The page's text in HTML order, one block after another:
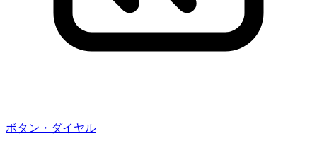
ボタン・ダイヤル